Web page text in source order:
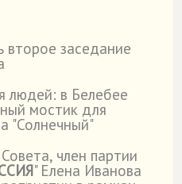
второе заседание
людей: в Белебее
мостик для
"Солнечный"
член партии
" Елена Иванова